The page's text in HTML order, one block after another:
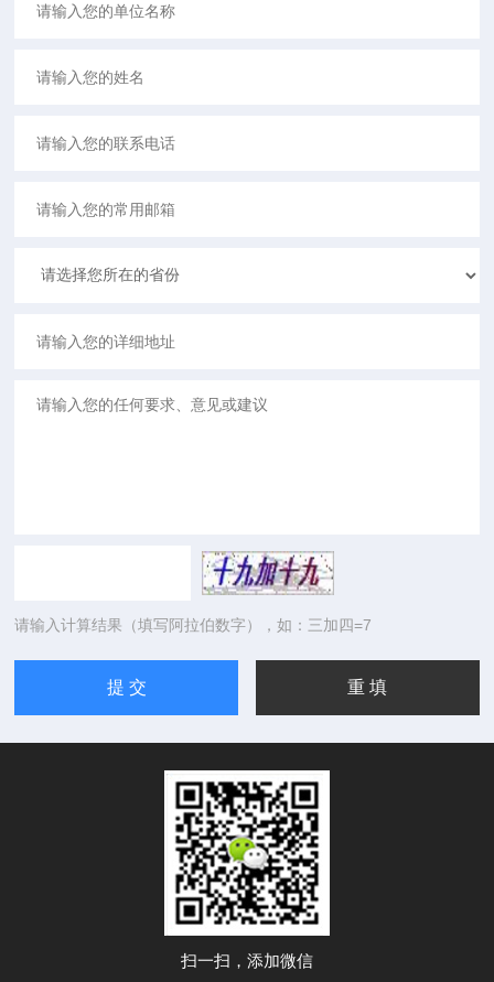
请输入计算结果（填写阿拉伯数字），如：三加四=7
扫一扫，添加微信